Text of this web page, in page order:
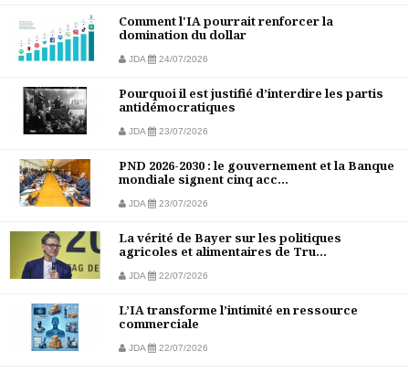
Comment l'IA pourrait renforcer la
domination du dollar
JDA 24/07/2026
Pourquoi il est justifié d’interdire les partis
antidémocratiques
JDA 23/07/2026
PND 2026-2030 : le gouvernement et la Banque
mondiale signent cinq acc...
JDA 23/07/2026
La vérité de Bayer sur les politiques
agricoles et alimentaires de Tru...
JDA 22/07/2026
L’IA transforme l’intimité en ressource
commerciale
JDA 22/07/2026